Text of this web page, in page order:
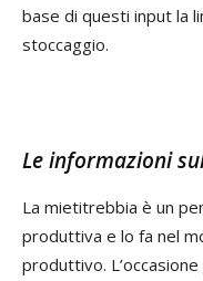
base di questi input la
stoccaggio.
Le informazioni
La mietitrebbia è un
produttiva e lo fa nel
produttivo.